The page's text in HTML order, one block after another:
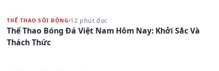
THỂ THAO SÔI ĐỘNG 12 phút đọc
Thể Thao Bóng Đá Việt Nam Hôm Nay: Khởi Sắc Và
Thách Thức